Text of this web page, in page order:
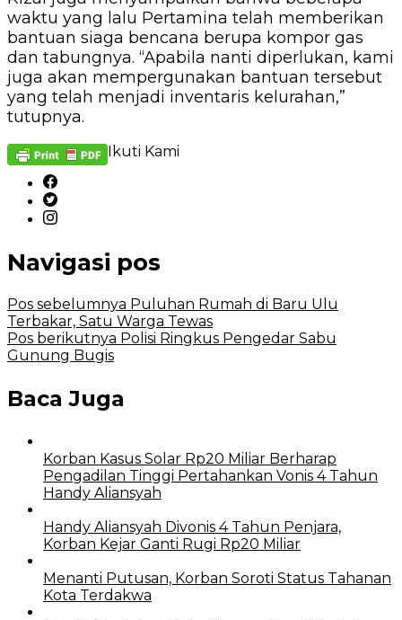
waktu yang lalu Pertamina telah memberikan
bantuan siaga bencana berupa kompor gas
dan tabungnya. “Apabila nanti diperlukan, kami
juga akan mempergunakan bantuan tersebut
yang telah menjadi inventaris kelurahan,”
tutupnya.
Ikuti Kami
Navigasi pos
Pos sebelumnya Puluhan Rumah di Baru Ulu
Terbakar, Satu Warga Tewas
Pos berikutnya Polisi Ringkus Pengedar Sabu
Gunung Bugis
Baca Juga
Korban Kasus Solar Rp20 Miliar Berharap
Pengadilan Tinggi Pertahankan Vonis 4 Tahun
Handy Aliansyah
Handy Aliansyah Divonis 4 Tahun Penjara,
Korban Kejar Ganti Rugi Rp20 Miliar
Menanti Putusan, Korban Soroti Status Tahanan
Kota Terdakwa